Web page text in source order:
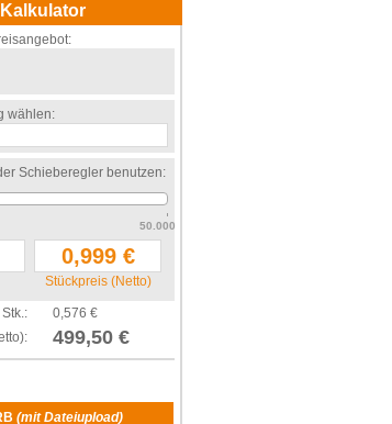
Kalkulator
wählen:
Schieberegler benutzen:
50.000
Stückpreis (Netto)
0,576 €
499,50 €
(mit Dateiupload)